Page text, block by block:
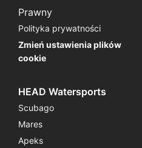
Prawny
Polityka prywatności
Zmień ustawienia plików
cookie
HEAD Watersports
Scubago
Mares
Apeks